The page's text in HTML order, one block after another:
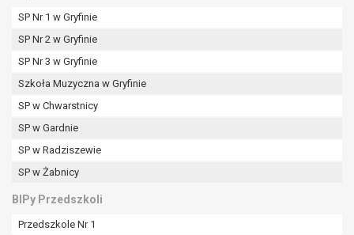
SP Nr 1 w Gryfinie
SP Nr 2 w Gryfinie
SP Nr 3 w Gryfinie
Szkoła Muzyczna w Gryfinie
SP w Chwarstnicy
SP w Gardnie
SP w Radziszewie
SP w Żabnicy
BIPy Przedszkoli
Przedszkole Nr 1